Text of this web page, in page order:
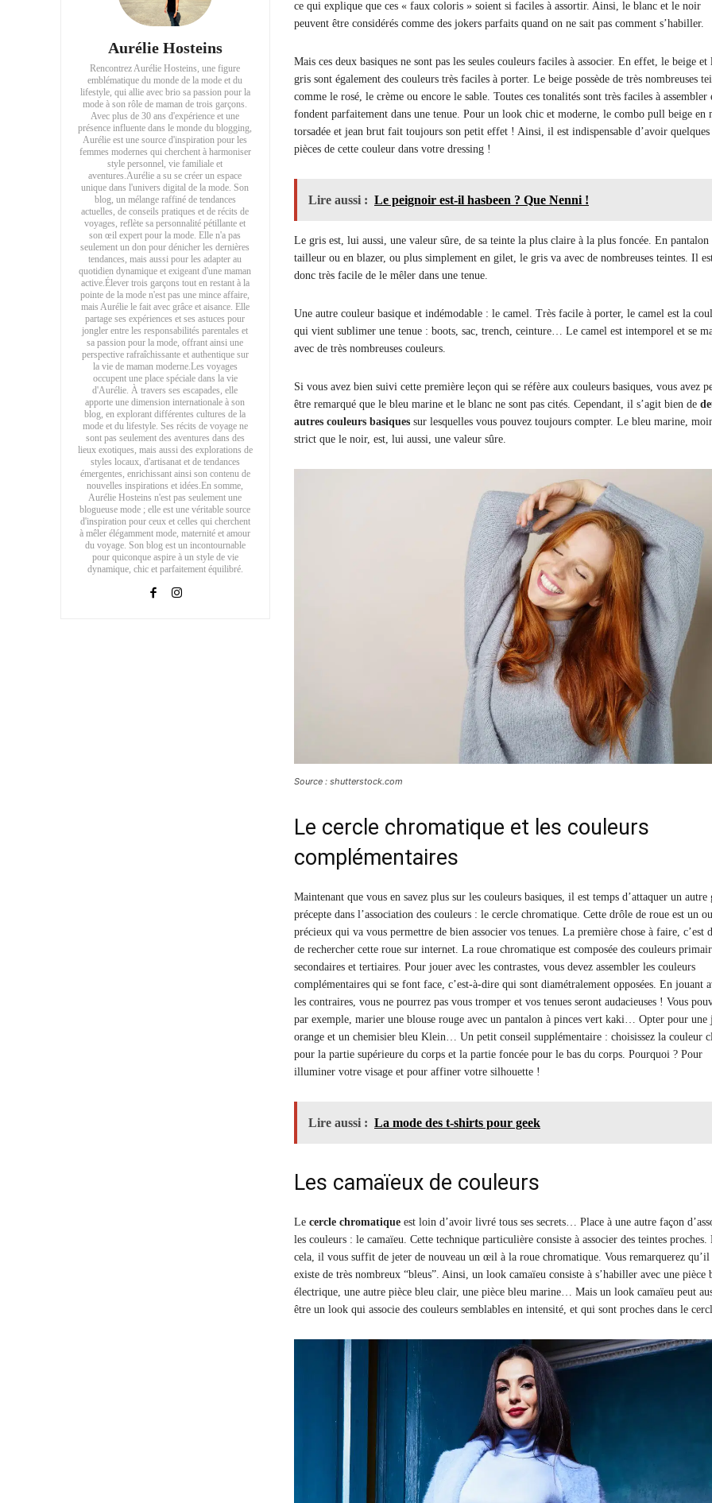
Aurélie Hosteins
Rencontrez Aurélie Hosteins, une figure
emblématique du monde de la mode et du
lifestyle, qui allie avec brio sa passion pour la
mode à son rôle de maman de trois garçons.
Avec plus de 30 ans d'expérience et une
présence influente dans le monde du blogging,
Aurélie est une source d'inspiration pour les
femmes modernes qui cherchent à harmoniser
style personnel, vie familiale et
aventures.Aurélie a su se créer un espace
unique dans l'univers digital de la mode. Son
blog, un mélange raffiné de tendances
actuelles, de conseils pratiques et de récits de
voyages, reflète sa personnalité pétillante et
son œil expert pour la mode. Elle n'a pas
seulement un don pour dénicher les dernières
tendances, mais aussi pour les adapter au
quotidien dynamique et exigeant d'une maman
active.Élever trois garçons tout en restant à la
pointe de la mode n'est pas une mince affaire,
mais Aurélie le fait avec grâce et aisance. Elle
partage ses expériences et ses astuces pour
jongler entre les responsabilités parentales et
sa passion pour la mode, offrant ainsi une
perspective rafraîchissante et authentique sur
la vie de maman moderne.Les voyages
occupent une place spéciale dans la vie
d'Aurélie. À travers ses escapades, elle
apporte une dimension internationale à son
blog, en explorant différentes cultures de la
mode et du lifestyle. Ses récits de voyage ne
sont pas seulement des aventures dans des
lieux exotiques, mais aussi des explorations de
styles locaux, d'artisanat et de tendances
émergentes, enrichissant ainsi son contenu de
nouvelles inspirations et idées.En somme,
Aurélie Hosteins n'est pas seulement une
blogueuse mode ; elle est une véritable source
d'inspiration pour ceux et celles qui cherchent
à mêler élégamment mode, maternité et amour
du voyage. Son blog est un incontournable
pour quiconque aspire à un style de vie
dynamique, chic et parfaitement équilibré.
ce qui explique que ces « faux coloris » soient si faciles à assortir. Ainsi, le blanc et le noir
peuvent être considérés comme des jokers parfaits quand on ne sait pas comment s’habiller.
Mais ces deux basiques ne sont pas les seules couleurs faciles à associer. En effet, le beige et
gris sont également des couleurs très faciles à porter. Le beige possède de très nombreuses
comme le rosé, le crème ou encore le sable. Toutes ces tonalités sont très faciles à assembler
fondent parfaitement dans une tenue. Pour un look chic et moderne, le combo pull beige en
torsadée et jean brut fait toujours son petit effet ! Ainsi, il est indispensable d’avoir quelques
pièces de cette couleur dans votre dressing !
Lire aussi : Le peignoir est-il hasbeen ? Que Nenni !
Le gris est, lui aussi, une valeur sûre, de sa teinte la plus claire à la plus foncée. En pantalon
tailleur ou en blazer, ou plus simplement en gilet, le gris va avec de nombreuses teintes. Il
donc très facile de le mêler dans une tenue.
Une autre couleur basique et indémodable : le camel. Très facile à porter, le camel est la
qui vient sublimer une tenue : boots, sac, trench, ceinture… Le camel est intemporel et se
avec de très nombreuses couleurs.
Si vous avez bien suivi cette première leçon qui se réfère aux couleurs basiques, vous avez
être remarqué que le bleu marine et le blanc ne sont pas cités. Cependant, il s’agit bien de
autres couleurs basiquessur lesquelles vous pouvez toujours compter. Le bleu marine,
strict que le noir, est, lui aussi, une valeur sûre.
Source : shutterstock.com
Le cercle chromatique et les couleurs
complémentaires
Maintenant que vous en savez plus sur les couleurs basiques, il est temps d’attaquer un autre
précepte dans l’association des couleurs : le cercle chromatique. Cette drôle de roue est un
précieux qui va vous permettre de bien associer vos tenues. La première chose à faire, c’est
de rechercher cette roue sur internet. La roue chromatique est composée des couleurs
secondaires et tertiaires. Pour jouer avec les contrastes, vous devez assembler les couleurs
complémentaires qui se font face, c’est-à-dire qui sont diamétralement opposées. En jouant
les contraires, vous ne pourrez pas vous tromper et vos tenues seront audacieuses ! Vous
par exemple, marier une blouse rouge avec un pantalon à pinces vert kaki… Opter pour une
orange et un chemisier bleu Klein… Un petit conseil supplémentaire : choisissez la couleur
pour la partie supérieure du corps et la partie foncée pour le bas du corps. Pourquoi ? Pour
illuminer votre visage et pour affiner votre silhouette !
Lire aussi : La mode des t-shirts pour geek
Les camaïeux de couleurs
Le cercle chromatiqueest loin d’avoir livré tous ses secrets… Place à une autre façon
les couleurs : le camaïeu. Cette technique particulière consiste à associer des teintes proches.
cela, il vous suffit de jeter de nouveau un œil à la roue chromatique. Vous remarquerez qu’il
existe de très nombreux “bleus”. Ainsi, un look camaïeu consiste à s’habiller avec une pièce
électrique, une autre pièce bleu clair, une pièce bleu marine… Mais un look camaïeu peut
être un look qui associe des couleurs semblables en intensité, et qui sont proches dans le